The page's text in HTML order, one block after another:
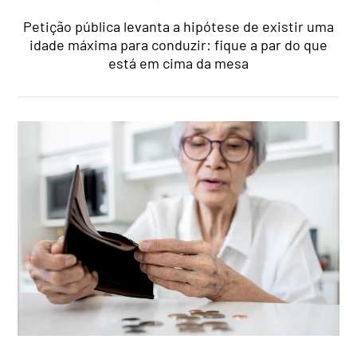
Petição pública levanta a hipótese de existir uma
idade máxima para conduzir: fique a par do que
está em cima da mesa